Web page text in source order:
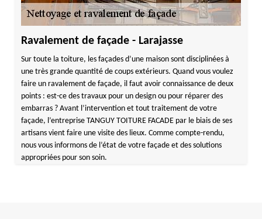
Ravalement de façade - Larajasse
Sur toute la toiture, les façades d’une maison sont disciplinées à
une très grande quantité de coups extérieurs. Quand vous voulez
faire un ravalement de façade, il faut avoir connaissance de deux
points : est-ce des travaux pour un design ou pour réparer des
embarras ? Avant l’intervention et tout traitement de votre
façade, l’entreprise TANGUY TOITURE FACADE par le biais de ses
artisans vient faire une visite des lieux. Comme compte-rendu,
nous vous informons de l’état de votre façade et des solutions
appropriées pour son soin.